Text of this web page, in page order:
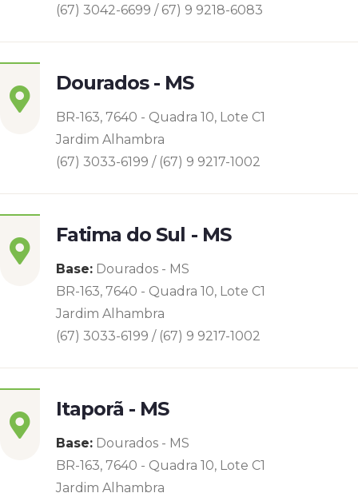
(67) 3042-6699 / 67) 9 9218-6083
Dourados - MS
BR-163, 7640 - Quadra 10, Lote C1
Jardim Alhambra
(67) 3033-6199 / (67) 9 9217-1002
Fatima do Sul - MS
Base: Dourados - MS
BR-163, 7640 - Quadra 10, Lote C1
Jardim Alhambra
(67) 3033-6199 / (67) 9 9217-1002
Itaporã - MS
Base: Dourados - MS
BR-163, 7640 - Quadra 10, Lote C1
Jardim Alhambra